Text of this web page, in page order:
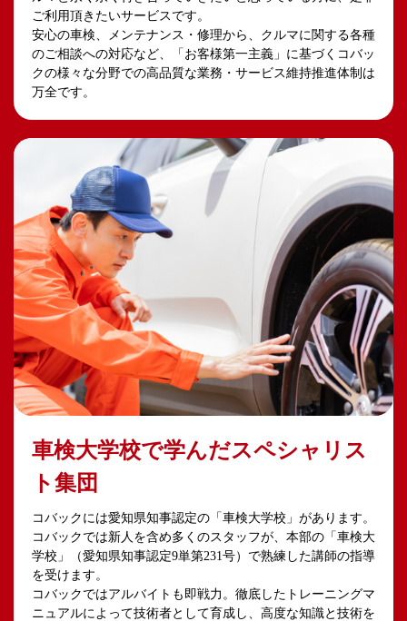
ご利用頂きたいサービスです。
安心の車検、メンテナンス・修理から、クルマに関する各種
のご相談への対応など、「お客様第一主義」に基づくコバッ
クの様々な分野での高品質な業務・サービス維持推進体制は
万全です。
車検大学校で学んだスペシャリス
ト集団
コバックには愛知県知事認定の「車検大学校」があります。
コバックでは新人を含め多くのスタッフが、本部の「車検大
学校」（愛知県知事認定9単第231号）で熟練した講師の指導
を受けます。
コバックではアルバイトも即戦力。徹底したトレーニングマ
ニュアルによって技術者として育成し、高度な知識と技術を